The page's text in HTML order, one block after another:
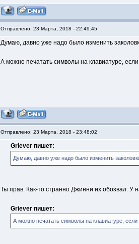
Отправлено: 23 Марта, 2018 - 22:49:45
Думаю, давно уже надо было изменить
А можно печатать символы на клавиатуре,
Отправлено: 23 Марта, 2018 - 23:48:02
Griever пишет:
Думаю, давно уже надо было изменить
Ты прав. Как-то странно Джинни их обозвал. У
Griever пишет:
А можно печатать символы на клавиатуре, если